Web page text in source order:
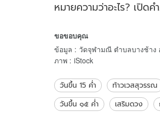
หมายความว่าอะไร? เปิดคำ
จิตวิทยา
ขอขอบคุณ
ข้อมูล : วัดจุฬามณี ตำบลบางช้าง
ภาพ : iStock
วันขึ้น 15 ค่ำ ท้าวเวสสุวรรณ
วันขึ้น ๑๕ ค่ำ
เสริมดวง